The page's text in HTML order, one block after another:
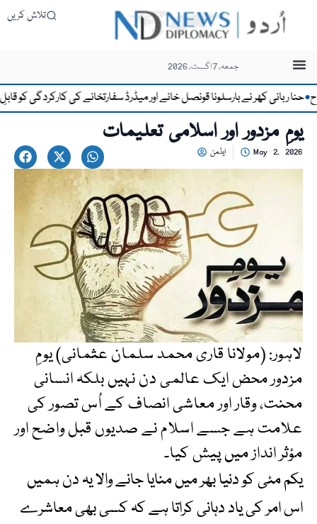
تلاش کریں
جمعہ، 7 اگست، 2026
کھر نے بارسلونا قونصل خانے اور میڈرڈ سفارتخانے کی کارکردگی کو قابلِ
یومِ مزدور اور اسلامی تعلیمات
ایڈمن May 2, 2026
لاہور: (مولانا قاری محمد سلمان عثمانی) یومِ
مزدور محض ایک عالمی دن نہیں بلکہ انسانی
محنت، وقار اور معاشی انصاف کے اُس تصور کی
علامت ہے جسے اسلام نے صدیوں قبل واضح اور
مؤثر انداز میں پیش کیا۔
یکم مئی کو دنیا بھر میں منایا جانے والا یہ دن ہمیں
اس امر کی یاد دہانی کراتا ہے کہ کسی بھی معاشرے